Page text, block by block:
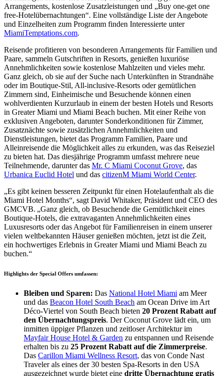
Arrangements, kostenlose Zusatzleistungen und „Buy one-get one
free-Hotelübernachtungen“. Eine vollständige Liste der Angebote
und Einzelheiten zum Programm finden Interessierte unter
MiamiTemptations.com.
Reisende profitieren von besonderen Arrangements für Familien und
Paare, sammeln Gutschriften in Resorts, genießen luxuriöse
Annehmlichkeiten sowie kostenlose Mahlzeiten und vieles mehr.
Ganz gleich, ob sie auf der Suche nach Unterkünften in Strandnähe
oder im Boutique-Stil, All-inclusive-Resorts oder gemütlichen
Zimmern sind, Einheimische und Besuchende können einen
wohlverdienten Kurzurlaub in einem der besten Hotels und Resorts
in Greater Miami und Miami Beach buchen. Mit einer Reihe von
exklusiven Angeboten, darunter Sonderkonditionen für Zimmer,
Zusatznächte sowie zusätzlichen Annehmlichkeiten und
Dienstleistungen, bietet das Programm Familien, Paare und
Alleinreisende die Möglichkeit alles zu erkunden, was das Reiseziel
zu bieten hat. Das diesjährige Programm umfasst mehrere neue
Teilnehmende, darunter das Mr. C Miami Coconut Grove, das
Urbanica Euclid Hotel und das citizenM Miami World Center.
„Es gibt keinen besseren Zeitpunkt für einen Hotelaufenthalt als die
Miami Hotel Months“, sagt David Whitaker, Präsident und CEO des
GMCVB. „Ganz gleich, ob Besuchende die Gemütlichkeit eines
Boutique-Hotels, die extravaganten Annehmlichkeiten eines
Luxusresorts oder das Angebot für Familienreisen in einem unserer
vielen weltbekannten Häuser genießen möchten, jetzt ist die Zeit,
ein hochwertiges Erlebnis in Greater Miami und Miami Beach zu
buchen.“
Highlights der Special Offers umfassen:
Bleiben und Sparen: Das National Hotel Miami am Meer
und das Beacon Hotel South Beach am Ocean Drive im Art
Déco-Viertel von South Beach bieten 20 Prozent Rabatt auf
den Übernachtungspreis. Der Coconut Grove lädt ein, um
inmitten üppiger Pflanzen und zeitloser Architektur im
Mayfair House Hotel & Garden zu entspannen und Reisende
erhalten bis zu 25 Prozent Rabatt auf die Zimmerpreise.
Das Carillon Miami Wellness Resort, das von Conde Nast
Traveler als eines der 30 besten Spa-Resorts in den USA
ausgezeichnet wurde bietet eine dritte Übernachtung gratis